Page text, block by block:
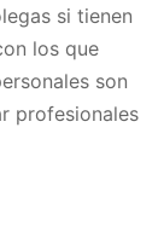
si tienen
los que
son
profesionales